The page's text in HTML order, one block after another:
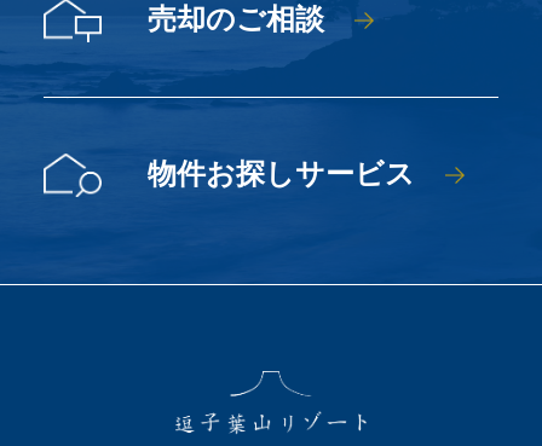
売却のご相談
物件お探しサービス